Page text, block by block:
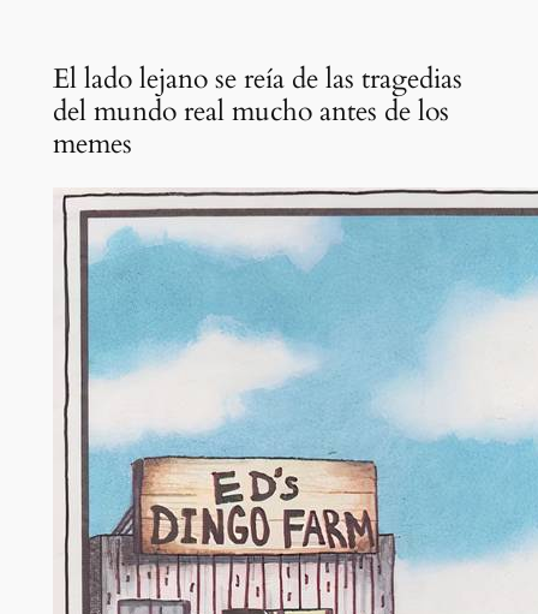
El lado lejano se reía de las tragedias
del mundo real mucho antes de los
memes